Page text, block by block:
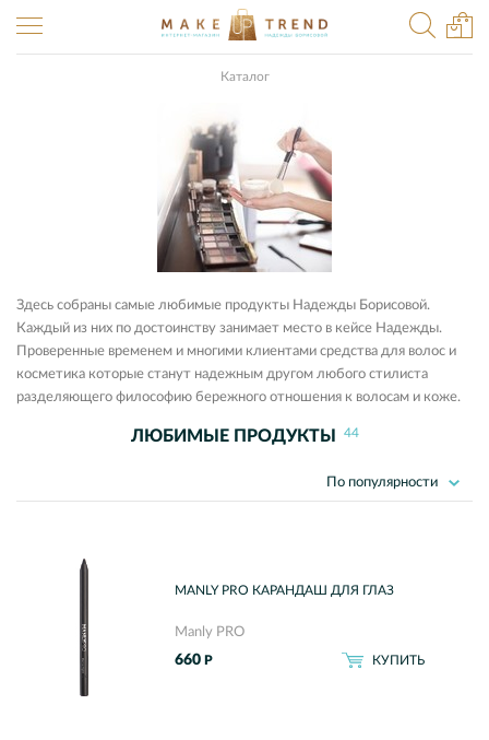
Каталог
Здесь собраны самые любимые продукты Надежды Борисовой.
Каждый из них по достоинству занимает место в кейсе Надежды.
Проверенные временем и многими клиентами средства для волос и
косметика которые станут надежным другом любого стилиста
разделяющего философию бережного отношения к волосам и коже.
ЛЮБИМЫЕ ПРОДУКТЫ 44
По популярности
MANLY PRO КАРАНДАШ ДЛЯ ГЛАЗ
Manly PRO
660Р КУПИТЬ